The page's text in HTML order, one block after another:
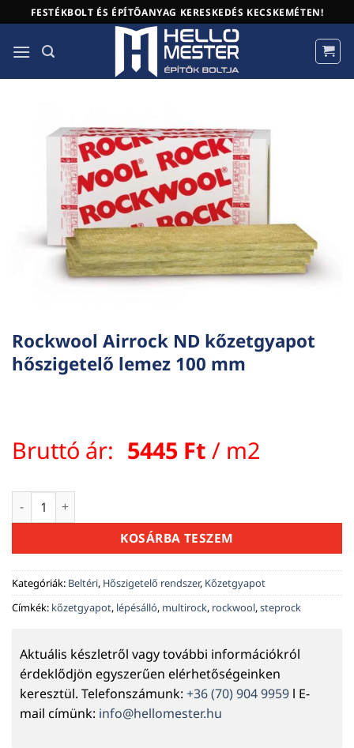
to
content
FESTÉKBOLT ÉS ÉPÍTŐANYAG KERESKEDÉS KECSKEMÉTEN!
Rockwool Airrock ND kőzetgyapot
hőszigetelő lemez 100 mm
Bruttó ár: 5445 Ft / m2
Rockwool Airrock ND kőzetgyapot hőszigetelő lemez 100
KOSÁRBA TESZEM
Kategóriák: Beltéri, Hőszigetelő rendszer, Kőzetgyapot
Címkék: kőzetgyapot, lépésálló, multirock, rockwool,steprock
Aktuális készletről vagy további információkról
érdeklődjön egyszerűen elérhetőségeinken
keresztül. Telefonszámunk: +36 (70) 904 9959 l E-
mail címünk: info@hellomester.hu